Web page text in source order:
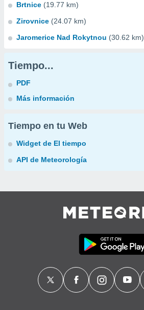
Brtnice (19.77 km)
Zirovnice (24.07 km)
Jaromerice Nad Rokytnou (30.62 km)
Tiempo...
PDF
Más información
Tiempo en tu Web
Widget de El tiempo
API de Meteorología